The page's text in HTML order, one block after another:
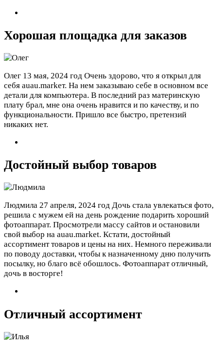
Хорошая площадка для заказов
Олег 13 мая, 2024 год Очень здорово, что я открыл для
себя auau.markeт. На нем заказываю себе в основном все
детали для компьютера. В последний раз материнскую
плату брал, мне она очень нравится и по качеству, и по
функциональности. Пришло все быстро, претензий
никаких нет.
Достойный выбор товаров
Людмила 27 апреля, 2024 год Дочь стала увлекаться фото,
решила с мужем ей на день рождение подарить хороший
фотоаппарат. Просмотрели массу сайтов и остановили
свой выбор на auau.market. Кстати, достойный
ассортимент товаров и цены на них. Немного переживали
по поводу доставки, чтобы к назначенному дню получить
посылку, но благо всё обошлось. Фотоаппарат отличный,
дочь в восторге!
Отличный ассортимент